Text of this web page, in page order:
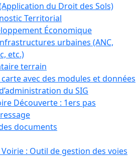
du Droit des Sols)
Territorial
Économique
urbaines (ANC,
etc.)
terrain
avec des modules et données
du SIG
Découverte : 1ers pas
documents
: Outil de gestion des voies